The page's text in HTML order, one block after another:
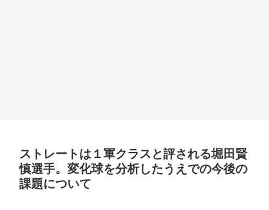
ストレートは１軍クラスと評される堀田賢
慎選手。変化球を分析したうえでの今後の
課題について